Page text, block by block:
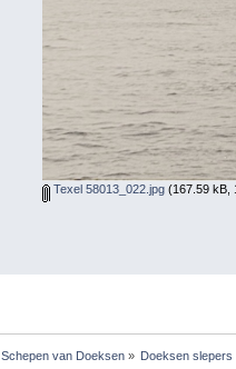
Texel 58013_022.jpg(167.59 kB,
Schepen van Doeksen» Doeksen slepers